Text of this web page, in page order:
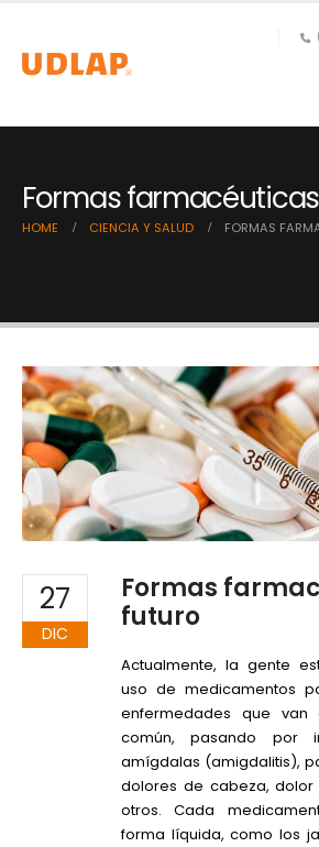
Formas
HOME CIENCIA Y SALUD FORMAS
27
DIC
Formas
futuro
Actualmente, la gente
uso de medicamentos
enfermedades que van
común, pasando por
amígdalas (amigdalitis),
dolores de cabeza,
otros. Cada
forma líquida, como los